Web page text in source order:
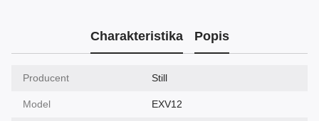
Charakteristika Popis
Producent Still
Model EXV12